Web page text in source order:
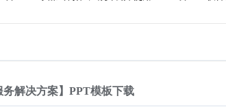
解决方案】PPT模板下载